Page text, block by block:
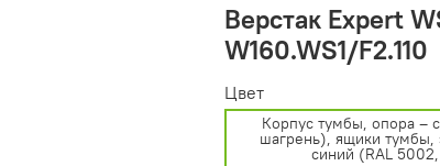
Верстак Expert
W160.WS1/F2.110
Цвет
Корпус тумбы, опора –
шагрень), ящики тумбы,
синий (RAL